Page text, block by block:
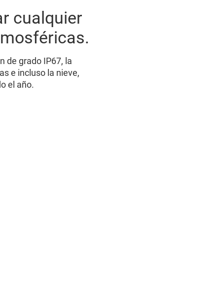
cualquier
de grado IP67, la
e incluso la nieve,
el año.